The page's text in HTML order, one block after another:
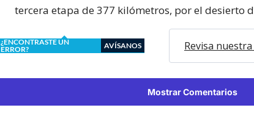
tercera etapa de 377 kilómetros, por el desierto
¿ENCONTRASTE UN
ERROR?
AVÍSANOS Revisa
Mostrar Comentarios